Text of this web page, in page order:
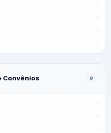
Convênios 9